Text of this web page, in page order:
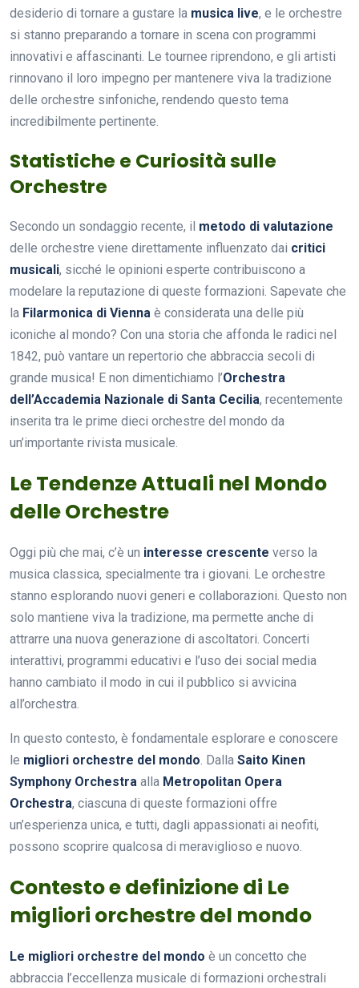
desiderio di tornare a gustare la musica live, e le orchestre
si stanno preparando a tornare in scena con programmi
innovativi e affascinanti. Le tournee riprendono, e gli artisti
rinnovano il loro impegno per mantenere viva la tradizione
delle orchestre sinfoniche, rendendo questo tema
incredibilmente pertinente.
Statistiche e Curiosità sulle
Orchestre
Secondo un sondaggio recente, il metodo di valutazione
delle orchestre viene direttamente influenzato dai critici
musicali, sicché le opinioni esperte contribuiscono a
modelare la reputazione di queste formazioni. Sapevate che
la Filarmonica di Vienna è considerata una delle più
iconiche al mondo? Con una storia che affonda le radici nel
1842, può vantare un repertorio che abbraccia secoli di
grande musica! E non dimentichiamo l’Orchestra
dell’Accademia Nazionale di Santa Cecilia, recentemente
inserita tra le prime dieci orchestre del mondo da
un’importante rivista musicale.
Le Tendenze Attuali nel Mondo
delle Orchestre
Oggi più che mai, c’è un interesse crescente verso la
musica classica, specialmente tra i giovani. Le orchestre
stanno esplorando nuovi generi e collaborazioni. Questo non
solo mantiene viva la tradizione, ma permette anche di
attrarre una nuova generazione di ascoltatori. Concerti
interattivi, programmi educativi e l’uso dei social media
hanno cambiato il modo in cui il pubblico si avvicina
all’orchestra.
In questo contesto, è fondamentale esplorare e conoscere
le migliori orchestre del mondo. Dalla Saito Kinen
Symphony Orchestra alla Metropolitan Opera
Orchestra, ciascuna di queste formazioni offre
un’esperienza unica, e tutti, dagli appassionati ai neofiti,
possono scoprire qualcosa di meraviglioso e nuovo.
Contesto e definizione di Le
migliori orchestre del mondo
Le migliori orchestre del mondo è un concetto che
abbraccia l’eccellenza musicale di formazioni orchestrali